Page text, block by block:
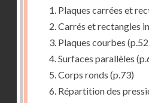
1. Plaques carrées et
2. Carrés et rectangles
3. Plaques courbes
4. Surfaces parallèles
5. Corps ronds (p.73)
6. Répartition des